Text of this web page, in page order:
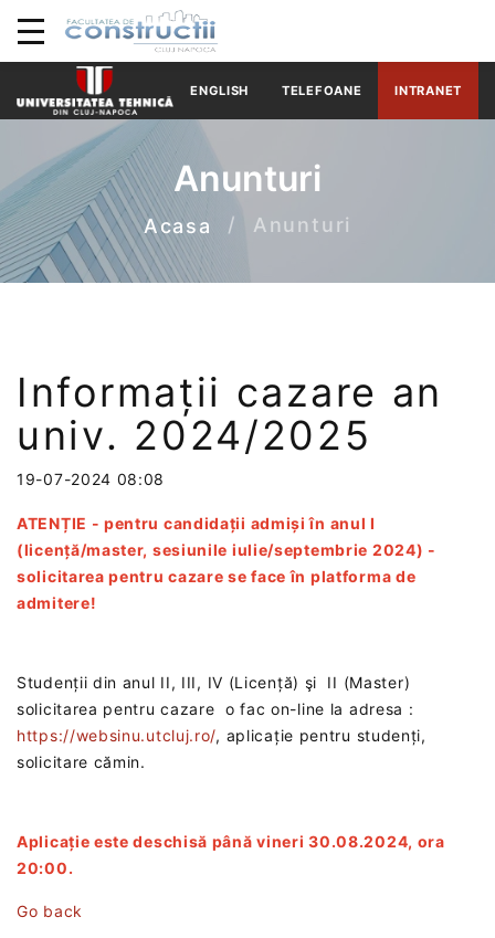
ENGLISH TELEFOANE INTRANET
Anunturi
Acasa Anunturi
Informații cazare an
univ. 2024/2025
19-07-2024 08:08
ATENȚIE - pentru candidații admiși în anul I
(licență/master, sesiunile iulie/septembrie 2024) -
solicitarea pentru cazare se face în platforma de
admitere!
Studenții din anul II, III, IV (Licență) şi II (Master)
solicitarea pentru cazare o fac on-line la adresa :
https://websinu.utcluj.ro/, aplicație pentru studenți,
solicitare cămin.
Aplicație este deschisă până vineri 30.08.2024, ora
20:00.
Go back